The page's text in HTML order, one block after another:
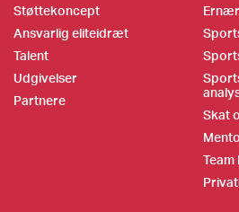
Støttekoncept
Ansvarlig eliteidræt
Talent
Udgivelser
Partnere
Skat